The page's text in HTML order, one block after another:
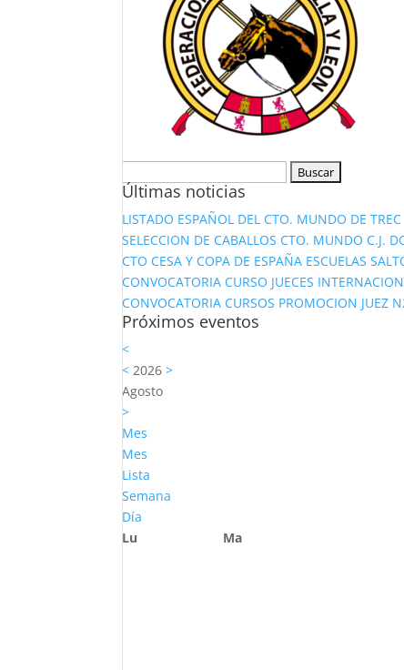
Últimas noticias
LISTADO ESPAÑOL DEL CTO. MUNDO DE TREC
SELECCION DE CABALLOS CTO. MUNDO C.J.
CTO CESA Y COPA DE ESPAÑA ESCUELAS
CONVOCATORIA CURSO JUECES
CONVOCATORIA CURSOS PROMOCION JUEZ
Próximos eventos
<
< 2026>
Agosto
>
Mes
Mes
Lista
Semana
Día
Lu
Ma